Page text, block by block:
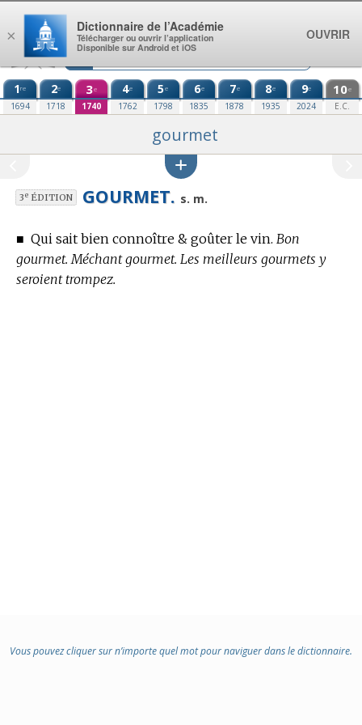
Aller au contenu
1re
1694
2e
1718
3e
1740
4e
1762
5e
1798
6e
1835
7e
1878
8e
1935
9e
2024
10e
E.C.
gourmet
3eÉDITION GOURMET. s. m.
■ Qui sait bien connoître & goûter le vin. Bon
gourmet. Méchant gourmet. Les meilleurs gourmets y
seroient trompez.
Vous pouvez cliquer sur n’importe quel mot pour naviguer dans le dictionnaire.
×
Dictionnaire de l’Académie
Télécharger ou ouvrir l’application
Disponible sur Android et iOS
OUVRIR